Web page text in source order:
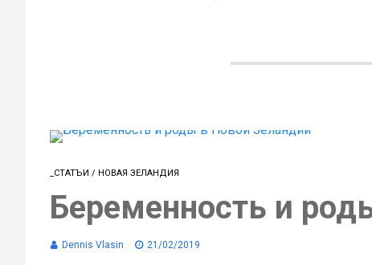
_СТАТЪИ / НОВАЯ ЗЕЛАНДИЯ
Беременность и
Dennis Vlasin 21/02/2019